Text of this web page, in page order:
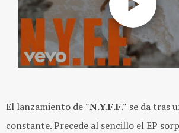
El lanzamiento de "N.Y.F.F." se da tras
constante. Precede al sencillo el EP